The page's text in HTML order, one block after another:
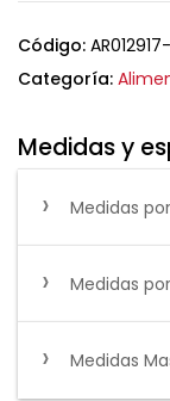
Código:
Categoría:
Medidas y
Medidas
Medidas
Medidas